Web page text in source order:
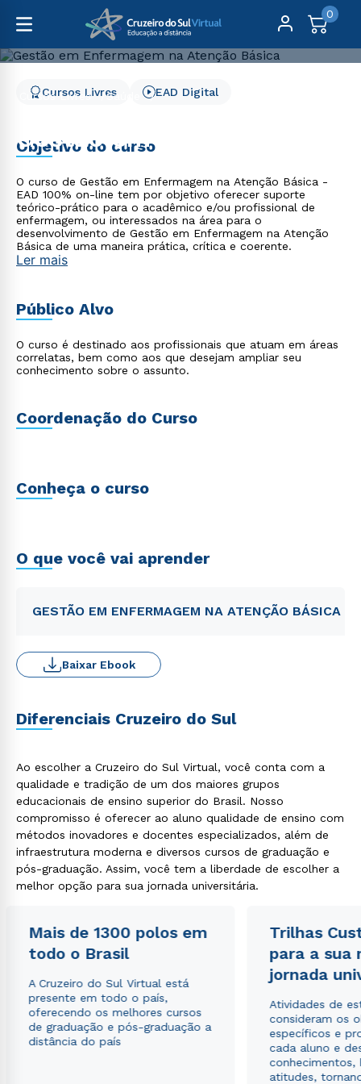
0
Cursos Livres
Saúde
Gestão em Enfermagem
na Atenção Básica
Cursos Livres EAD Digital
Objetivo do curso
O curso de Gestão em Enfermagem na Atenção Básica -
EAD 100% on-line tem por objetivo oferecer suporte
teórico-prático para o acadêmico e/ou profissional de
enfermagem, ou interessados na área para o
desenvolvimento de Gestão em Enfermagem na Atenção
Básica de uma maneira prática, crítica e coerente.
Ler mais
Público Alvo
O curso é destinado aos profissionais que atuam em áreas
correlatas, bem como aos que desejam ampliar seu
conhecimento sobre o assunto.
Coordenação do Curso
Conheça o curso
O que você vai aprender
GESTÃO EM ENFERMAGEM NA ATENÇÃO BÁSICA
Baixar Ebook
Diferenciais Cruzeiro do Sul
Ao escolher a Cruzeiro do Sul Virtual, você conta com a
qualidade e tradição de um dos maiores grupos
educacionais de ensino superior do Brasil. Nosso
compromisso é oferecer ao aluno qualidade de ensino com
métodos inovadores e docentes especializados, além de
infraestrutura moderna e diversos cursos de graduação e
pós-graduação. Assim, você tem a liberdade de escolher a
melhor opção para sua jornada universitária.
Mais de 1300 polos em
todo o Brasil
A Cruzeiro do Sul Virtual está
presente em todo o país,
oferecendo os melhores cursos
de graduação e pós-graduação a
distância do país
Trilhas
para a sua
jornada
Atividades de
consideram os
específicos e
cada aluno e
conhecimentos,
atitudes,